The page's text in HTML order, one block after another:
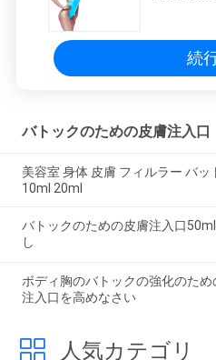
続
バトックのための皮膚注入口
美容室 身体 皮膚 フィルラー バ
10ml 20ml
バトックのための皮膚注入口
し
ボディ胸のバトックの強化のた
注入口を高めなさい
人気カテゴリ